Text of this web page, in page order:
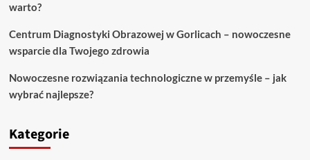
warto?
Centrum Diagnostyki Obrazowej w Gorlicach – nowoczesne
wsparcie dla Twojego zdrowia
Nowoczesne rozwiązania technologiczne w przemyśle – jak
wybrać najlepsze?
Kategorie